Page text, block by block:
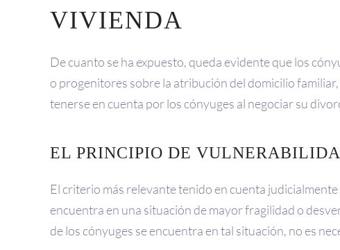
VIVIENDA
De cuanto se ha expuesto, queda evidente que los
o progenitores sobre la atribución del domicilio
tenerse en cuenta por los cónyuges al negociar su
EL PRINCIPIO DE
El criterio más relevante tenido en cuenta
encuentra en una situación de mayor fragilidad o
de los cónyuges se encuentra en tal situación, no es